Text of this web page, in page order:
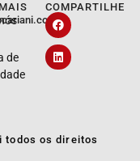
de
COMPARTILHE
todos os direitos